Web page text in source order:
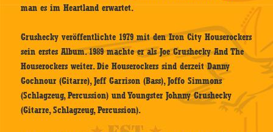
man es im Heartland erwartet.
Grushecky veröffentlichte 1979 mit den Iron City Houserockers
sein erstes Album. 1989 machte er als Joe Grushecky And The
Houserockers weiter. Die Houserockers sind derzeit Danny
Gochnour (Gitarre), Jeff Garrison (Bass), Joffo Simmons
(Schlagzeug, Percussion) und Youngster Johnny Grushecky
(Gitarre, Schlagzeug, Percussion).